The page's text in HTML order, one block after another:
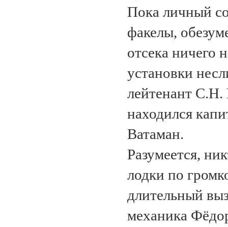
Пока личный
факелы,
отсека ничего
установки
лейтенант
находился
Ватаман.
Разумеется,
лодки по
длительный
механика